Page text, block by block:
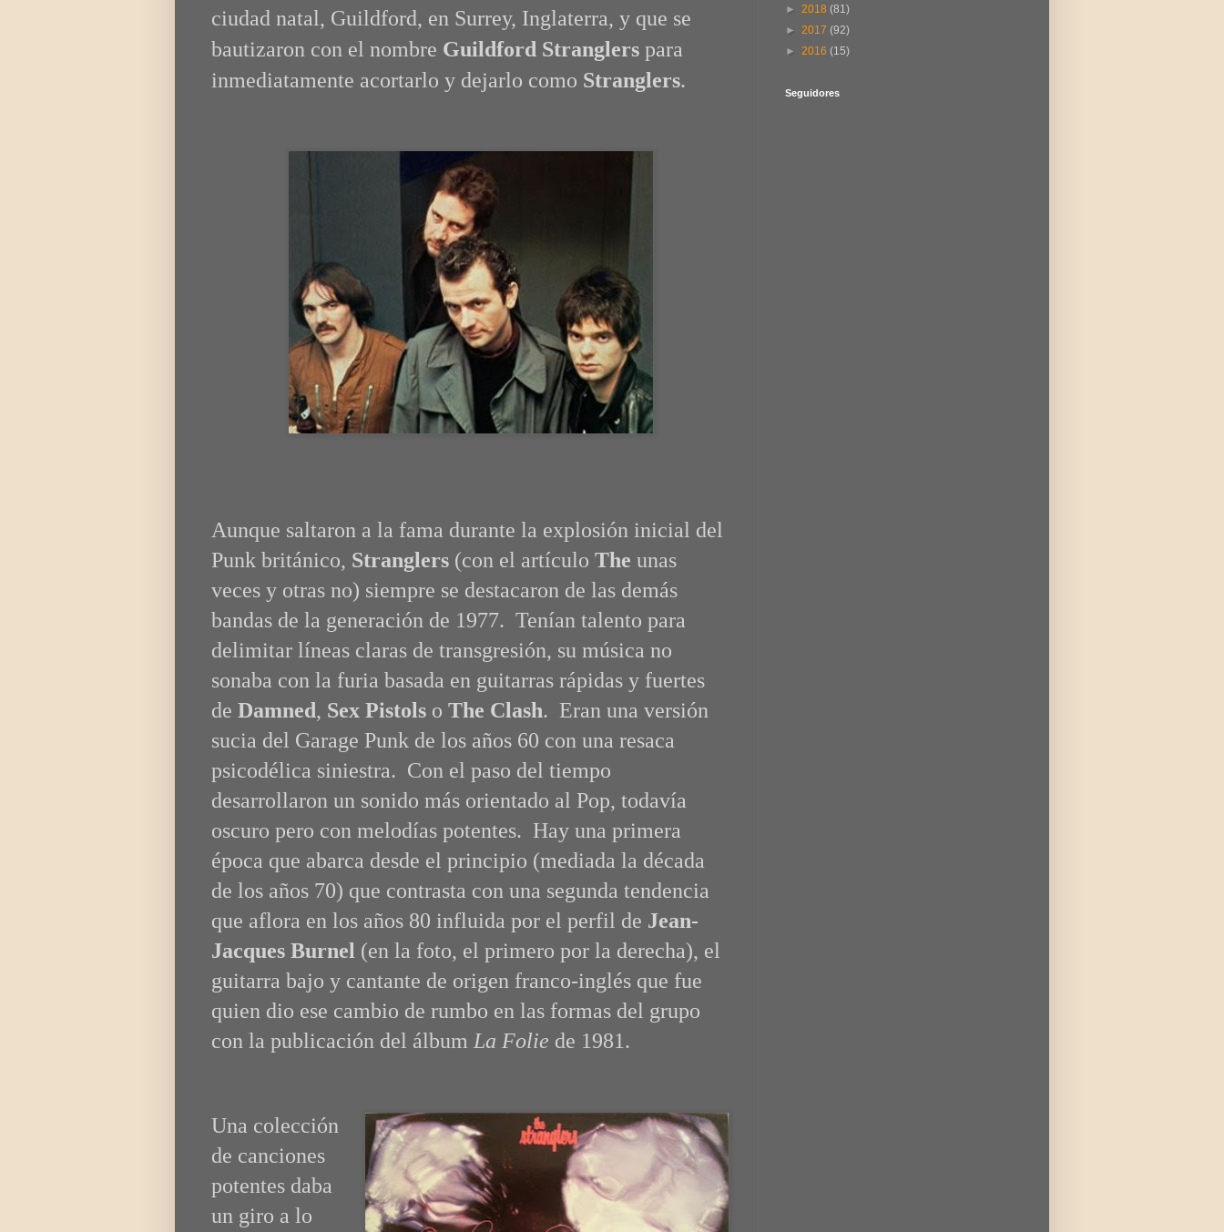
ciudad natal, Guildford, en Surrey, Inglaterra, y que se
bautizaron con el nombre Guildford Stranglers para
inmediatamente acortarlo y dejarlo como Stranglers.
Aunque saltaron a la fama durante la explosión inicial del
Punk británico, Stranglers (con el artículo The unas
veces y otras no) siempre se destacaron de las demás
bandas de la generación de 1977. Tenían talento para
delimitar líneas claras de transgresión, su música no
sonaba con la furia basada en guitarras rápidas y fuertes
de Damned, Sex Pistols o The Clash. Eran una versión
sucia del Garage Punk de los años 60 con una resaca
psicodélica siniestra. Con el paso del tiempo
desarrollaron un sonido más orientado al Pop, todavía
oscuro pero con melodías potentes. Hay una primera
época que abarca desde el principio (mediada la década
de los años 70) que contrasta con una segunda tendencia
que aflora en los años 80 influida por el perfil de Jean-
Jacques Burnel (en la foto, el primero por la derecha), el
guitarra bajo y cantante de origen franco-inglés que fue
quien dio ese cambio de rumbo en las formas del grupo
con la publicación del álbum La Folie de 1981.
Una colección
de canciones
potentes daba
un giro a lo
► 2018 (81)
► 2017 (92)
► 2016 (15)
Seguidores